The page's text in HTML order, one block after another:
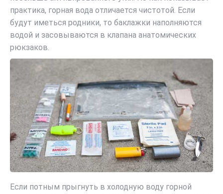
практика, горная вода отличается чистотой. Если
будут иметься родники, то баклажки наполняются
водой и засовываются в клапана анатомических
рюкзаков.
Если потным прыгнуть в холодную воду горной